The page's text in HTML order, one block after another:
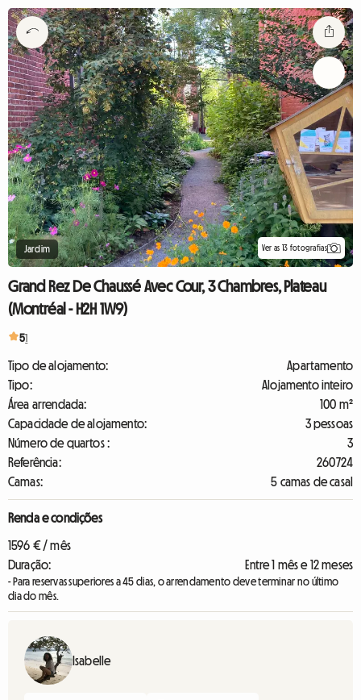
Jardim Ver as 13 fotografias
Grand Rez De Chaussé Avec Cour, 3 Chambres, Plateau
(Montréal - H2H 1W9)
51
Tipo de alojamento:
Apartamento
Tipo:
Alojamento inteiro
Área arrendada:
100 m²
Capacidade de alojamento:
3 pessoas
Número de quartos :
3
Referência:
260724
Camas:
5 camas de casal
Renda e condições
1596 € / mês
Duração:
Entre 1 mês e 12 meses
- Para reservas superiores a 45 dias, o arrendamento deve terminar no último
dia do mês.
Isabelle